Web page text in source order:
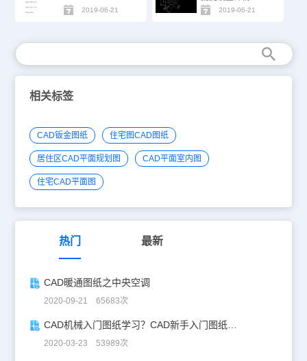
2019-06-21 2019-06-21
相关标签
CAD钣金图纸 住宅图CAD图纸
居住区CAD平面规划图 CAD平面室内图
住宅CAD平面图
热门 最新
CAD暖通图纸之中央空调
2020-09-21 65683次
CAD机械入门图纸学习？CAD新手入门图纸练习
2020-03-23 53989次